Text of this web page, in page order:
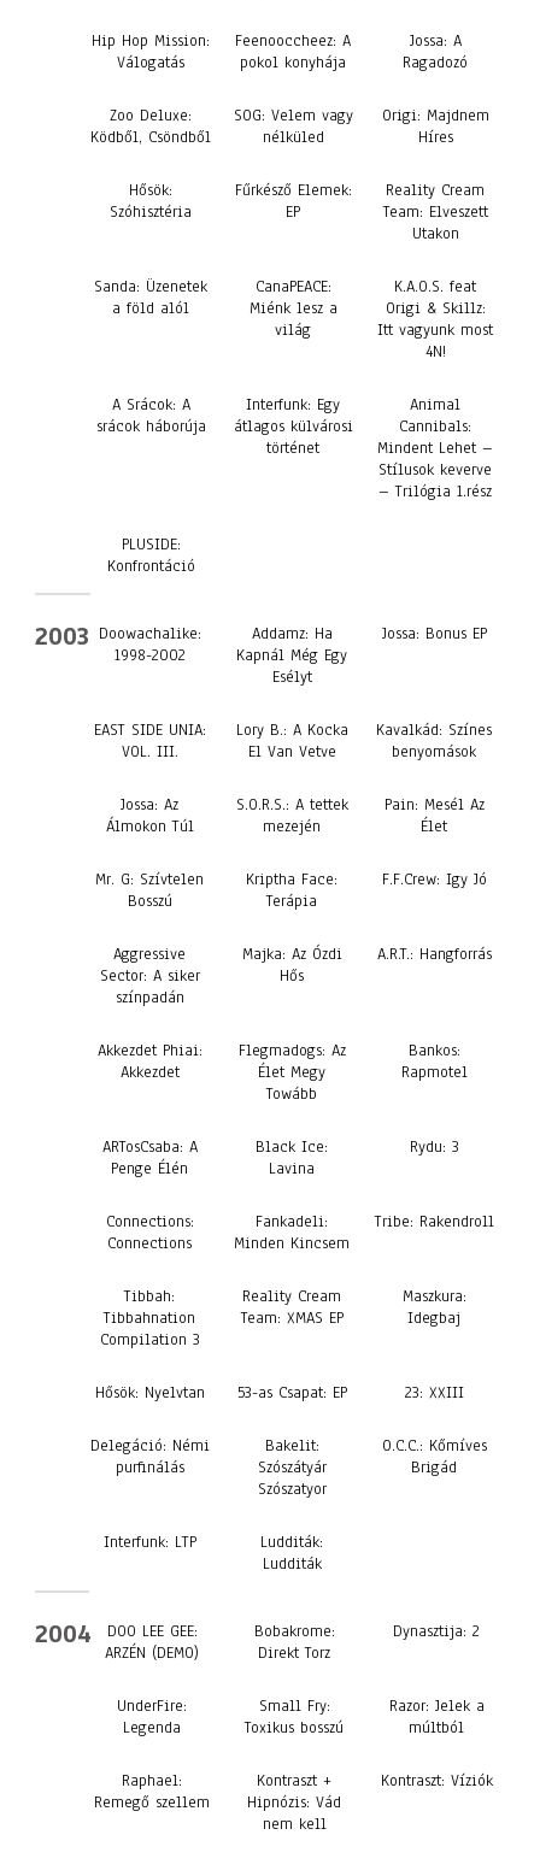
Hip Hop Mission:
Válogatás
Feenooccheez: A
pokol konyhája
Jossa: A
Ragadozó
Zoo Deluxe:
Ködből, Csöndből
SOG: Velem vagy
nélküled
Origi: Majdnem
Híres
Hősök:
Szóhisztéria
Fűrkésző Elemek:
EP
Reality Cream
Team: Elveszett
Utakon
Sanda: Üzenetek
a föld alól
CanaPEACE:
Miénk lesz a
világ
K.A.O.S. feat
Origi & Skillz:
Itt vagyunk most
4N!
A Srácok: A
srácok háborúja
Interfunk: Egy
átlagos külvárosi
történet
Animal
Cannibals:
Mindent Lehet –
Stílusok keverve
– Trilógia 1.rész
PLUSIDE:
Konfrontáció
2003 Doowachalike:
1998-2002
Addamz: Ha
Kapnál Még Egy
Esélyt
Jossa: Bonus EP
EAST SIDE UNIA:
VOL. III.
Lory B.: A Kocka
El Van Vetve
Kavalkád: Színes
benyomások
Jossa: Az
Álmokon Túl
S.O.R.S.: A tettek
mezején
Pain: Mesél Az
Élet
Mr. G: Szívtelen
Bosszú
Kriptha Face:
Terápia
F.F.Crew: Igy Jó
Aggressive
Sector: A siker
színpadán
Majka: Az Ózdi
Hős
A.R.T.: Hangforrás
Akkezdet Phiai:
Akkezdet
Flegmadogs: Az
Élet Megy
Towább
Bankos:
Rapmotel
ARTosCsaba: A
Penge Élén
Black Ice:
Lavina
Rydu: 3
Connections:
Connections
Fankadeli:
Minden Kincsem
Tribe: Rakendroll
Tibbah:
Tibbahnation
Compilation 3
Reality Cream
Team: XMAS EP
Maszkura:
Idegbaj
Hősök: Nyelvtan 53-as Csapat: EP 23: XXIII
Delegáció: Némi
purfinálás
Bakelit:
Szószátyár
Szószatyor
O.C.C.: Kőmíves
Brigád
Interfunk: LTP
Ludditák:
Ludditák
2004
DOO LEE GEE:
ARZÉN (DEMO)
Bobakrome:
Direkt Torz
Dynasztija: 2
UnderFire:
Legenda
Small Fry:
Toxikus bosszú
Razor: Jelek a
múltból
Raphael:
Remegő szellem
Kontraszt +
Hipnózis: Vád
nem kell
Kontraszt: Víziók